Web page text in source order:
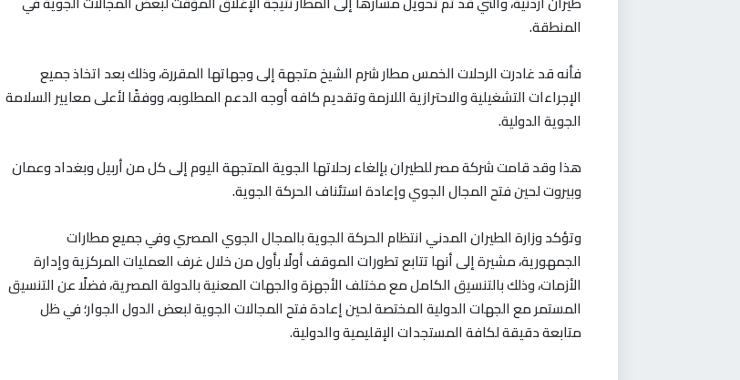
المنطقة.
فأنه قد غادرت الرحلات الخمس مطار شرم الشيخ متجهة إلى وجهاتها المقررة، وذلك بعد اتخاذ جميع
الإجراءات التشغيلية والاحترازية اللازمة وتقديم كافه أوجه الدعم المطلوبه، ووفقًا لأعلى معايير السلامة
الجوية الدولية.
هذا وقد قامت شركة مصر للطيران بإلغاء رحلاتها الجوية المتجهة اليوم إلى كل من أربيل وبغداد وعمان
وبيروت لحين فتح المجال الجوي وإعادة استئناف الحركة الجوية.
وتؤكد وزارة الطيران المدني انتظام الحركة الجوية بالمجال الجوي المصري وفي جميع مطارات
الجمهورية، مشيرة إلى أنها تتابع تطورات الموقف أولًا بأول من خلال غرف العمليات المركزية وإدارة
الأزمات، وذلك بالتنسيق الكامل مع مختلف الأجهزة والجهات المعنية بالدولة المصرية، فضلًا عن التنسيق
المستمر مع الجهات الدولية المختصة لحين إعادة فتح المجالات الجوية لبعض الدول الجوار؛ في ظل
متابعة دقيقة لكافة المستجدات الإقليمية والدولية.